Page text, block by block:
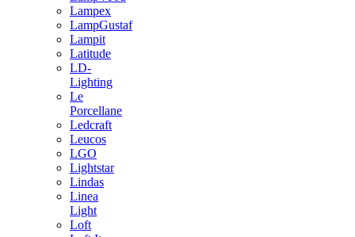
Lampex
LampGustaf
Lampit
Latitude
LD-
Lighting
Le
Porcellane
Ledcraft
Leucos
LGO
Lightstar
Lindas
Linea
Light
Loft